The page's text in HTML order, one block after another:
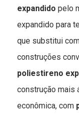
expandidopelo
expandido para
que substitui
construções
poliestireno
construção mais
econômica, com